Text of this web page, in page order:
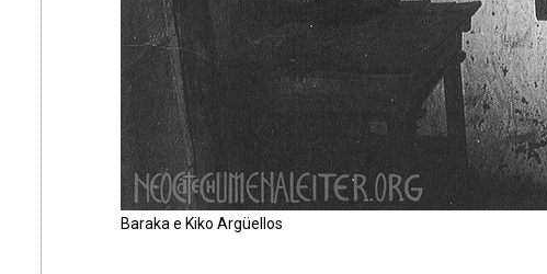
Baraka e Kiko Argüellos